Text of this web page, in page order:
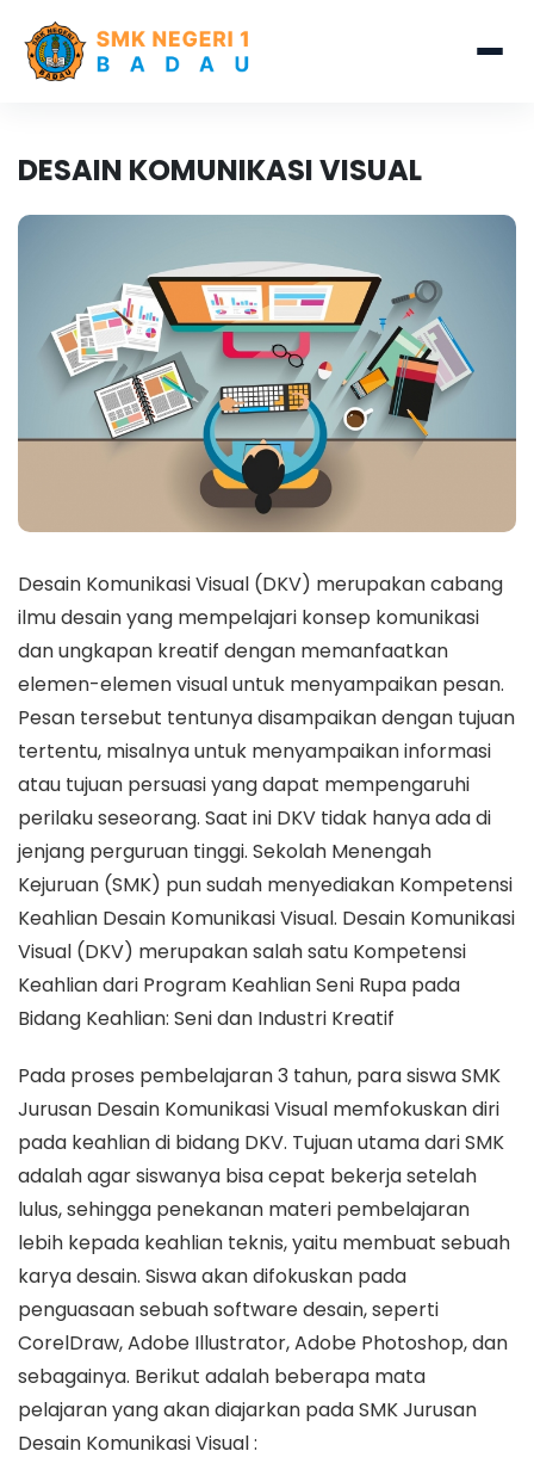
DESAIN KOMUNIKASI VISUAL
Desain Komunikasi Visual (DKV) merupakan cabang
ilmu desain yang mempelajari konsep komunikasi
dan ungkapan kreatif dengan memanfaatkan
elemen-elemen visual untuk menyampaikan pesan.
Pesan tersebut tentunya disampaikan dengan tujuan
tertentu, misalnya untuk menyampaikan informasi
atau tujuan persuasi yang dapat mempengaruhi
perilaku seseorang. Saat ini DKV tidak hanya ada di
jenjang perguruan tinggi. Sekolah Menengah
Kejuruan (SMK) pun sudah menyediakan Kompetensi
Keahlian Desain Komunikasi Visual. Desain Komunikasi
Visual (DKV) merupakan salah satu Kompetensi
Keahlian dari Program Keahlian Seni Rupa pada
Bidang Keahlian: Seni dan Industri Kreatif
Pada proses pembelajaran 3 tahun, para siswa SMK
Jurusan Desain Komunikasi Visual memfokuskan diri
pada keahlian di bidang DKV. Tujuan utama dari SMK
adalah agar siswanya bisa cepat bekerja setelah
lulus, sehingga penekanan materi pembelajaran
lebih kepada keahlian teknis, yaitu membuat sebuah
karya desain. Siswa akan difokuskan pada
penguasaan sebuah software desain, seperti
CorelDraw, Adobe Illustrator, Adobe Photoshop, dan
sebagainya. Berikut adalah beberapa mata
pelajaran yang akan diajarkan pada SMK Jurusan
Desain Komunikasi Visual :